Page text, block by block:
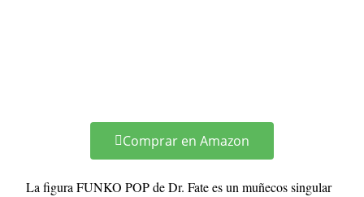
Comprar en Amazon
La figura FUNKO POP de Dr. Fate es un muñecos singular